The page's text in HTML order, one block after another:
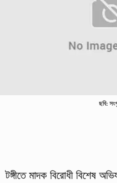
ছবি:
টঙ্গীতে মাদক বিরোধী বিশেষ